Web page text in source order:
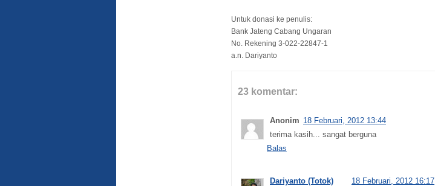
Untuk donasi ke penulis:
Bank Jateng Cabang Ungaran
No. Rekening 3-022-22847-1
a.n. Dariyanto
23 komentar:
Anonim 18 Februari, 2012 13:44
terima kasih... sangat berguna
Balas
Dariyanto (Totok)
18 Februari, 2012 16:17